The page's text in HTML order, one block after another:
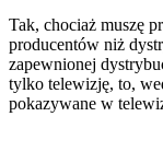
Tak, chociaż muszę
producentów niż
zapewnionej
tylko telewizję, to,
pokazywane w